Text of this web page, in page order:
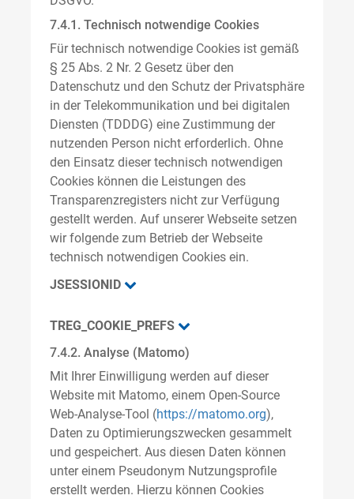
7.4.1. Technisch notwendige Cookies
Für technisch notwendige Cookies ist gemäß
§ 25 Abs. 2 Nr. 2 Gesetz über den
Datenschutz und den Schutz der Privatsphäre
in der Telekommunikation und bei digitalen
Diensten (TDDDG) eine Zustimmung der
nutzenden Person nicht erforderlich. Ohne
den Einsatz dieser technisch notwendigen
Cookies können die Leistungen des
Transparenzregisters nicht zur Verfügung
gestellt werden. Auf unserer Webseite setzen
wir folgende zum Betrieb der Webseite
technisch notwendigen Cookies ein.
JSESSIONID
TREG_COOKIE_PREFS
7.4.2. Analyse (Matomo)
Mit Ihrer Einwilligung werden auf dieser
Website mit Matomo, einem Open-Source
Web-Analyse-Tool (https://matomo.org),
Daten zu Optimierungszwecken gesammelt
und gespeichert. Aus diesen Daten können
unter einem Pseudonym Nutzungsprofile
erstellt werden. Hierzu können Cookies